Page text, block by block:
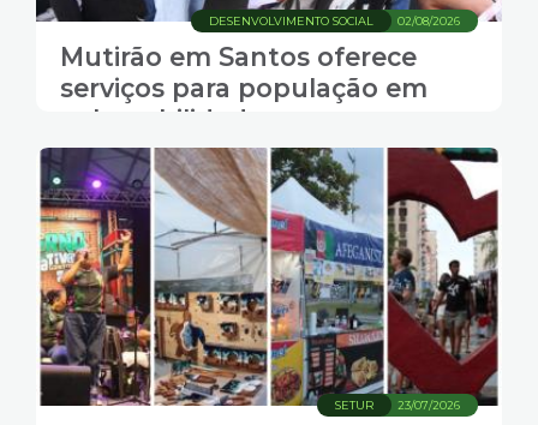
02/08/2026
DESENVOLVIMENTO SOCIAL
Mutirão em Santos oferece
serviços para população em
vulnerabilidade
23/07/2026
SETUR